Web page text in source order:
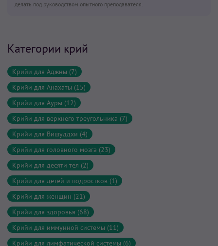
делать под руководством опытного преподавателя.
Категории крий
Крийи для Аджны (7)
Крийи для Анахаты (15)
Крийи для Ауры (12)
Крийи для верхнего треугольника (7)
Крийи для Вишуддхи (4)
Крийи для головного мозга (23)
Крийи для десяти тел (2)
Крийи для детей и подростков (1)
Крийи для женщин (21)
Крийи для здоровья (68)
Крийи для иммунной системы (11)
Крийи для лимфатической системы (6)